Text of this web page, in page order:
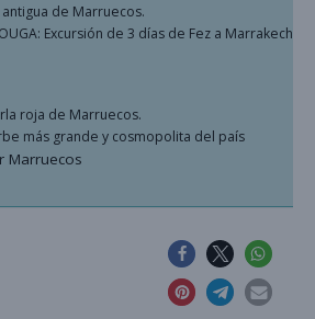
antigua de Marruecos.
Excursión de 3 días de Fez a Marrakech
roja de Marruecos.
más grande y cosmopolita del país
Marruecos